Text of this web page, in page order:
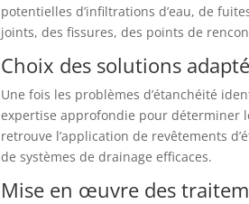
potentielles d’infiltrations d’eau, de
joints, des fissures, des points de
Choix des solutions
Une fois les problèmes d’étanchéité
expertise approfondie pour déterminer
retrouve l’application de revêtements
de systèmes de drainage efficaces.
Mise en œuvre des